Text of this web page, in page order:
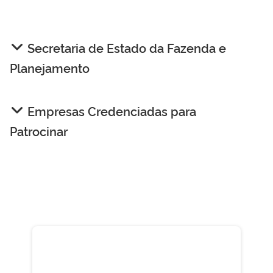
Secretaria de Estado da Fazenda e
Planejamento
Empresas Credenciadas para
Patrocinar